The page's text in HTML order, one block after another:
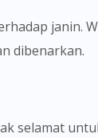
janin.
dibenarkan.
selamat